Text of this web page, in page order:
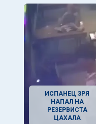
ИСПАНЕЦ ЗРЯ
НАПАЛ НА
РЕЗЕРВИСТА
ЦАХАЛА